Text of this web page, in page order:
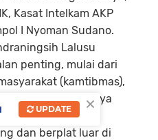
, Kasat Intelkam AKP
I Nyoman Sudano.
Lalusu
penting, mulai dari
(kamtibmas),
, hinggamenurunnya
(PAD)akibat
dan berplat luar di
×
UPDATE